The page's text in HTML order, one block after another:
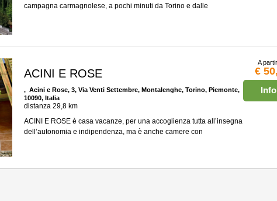
campagna carmagnolese, a pochi minuti da Torino e dalle
A
€
Info
ACINI E ROSE
, Acini e Rose, 3, Via Venti Settembre, Montalenghe, Torino, Piemonte,
10090, Italia
distanza 29,8 km
ACINI E ROSE è casa vacanze, per una accoglienza tutta all’insegna
dell’autonomia e indipendenza, ma è anche camere con